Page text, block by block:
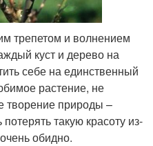
трепетом и волнением
куст и дерево на
себе на единственный
растение, не
творение природы –
такую красоту из-
обидно.